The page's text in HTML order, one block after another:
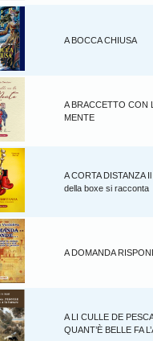
A BOCCA CHIUSA
A BRACCETTO CON
MENTE
A CORTA DISTANZA
della boxe si racconta
A DOMANDA
A LI CULLE DE
QUANT’È BELLE FA